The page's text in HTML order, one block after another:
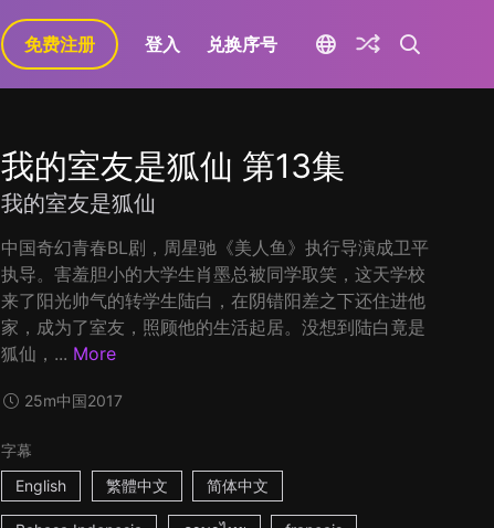
免费注册 登入 兑换序号
我的室友是狐仙 第13集
我的室友是狐仙
中国奇幻青春BL剧，周星驰《美人鱼》执行导演成卫平
执导。害羞胆小的大学生肖墨总被同学取笑，这天学校
来了阳光帅气的转学生陆白，在阴错阳差之下还住进他
家，成为了室友，照顾他的生活起居。没想到陆白竟是
狐仙，... More
25m中国2017
字幕
English
繁體中文 简体中文